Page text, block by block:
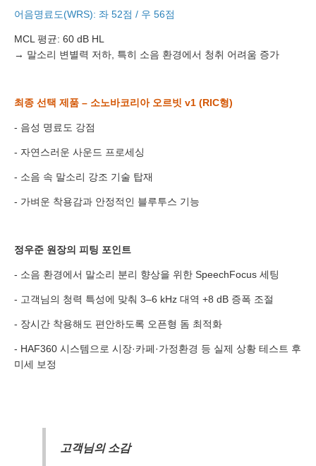
어음명료도(WRS): 좌 52점 / 우 56점
MCL 평균: 60 dB HL
→ 말소리 변별력 저하, 특히 소음 환경에서 청취 어려움 증가
최종 선택 제품 – 소노바코리아 오르빗 v1 (RIC형)
- 음성 명료도 강점
- 자연스러운 사운드 프로세싱
- 소음 속 말소리 강조 기술 탑재
- 가벼운 착용감과 안정적인 블루투스 기능
정우준 원장의 피팅 포인트
- 소음 환경에서 말소리 분리 향상을 위한 SpeechFocus 세팅
- 고객님의 청력 특성에 맞춰 3–6 kHz 대역 +8 dB 증폭 조절
- 장시간 착용해도 편안하도록 오픈형 돔 최적화
- HAF360 시스템으로 시장·카페·가정환경 등 실제 상황 테스트 후
미세 보정
고객님의 소감
이름
센터
예약날짜
예약시간
내용